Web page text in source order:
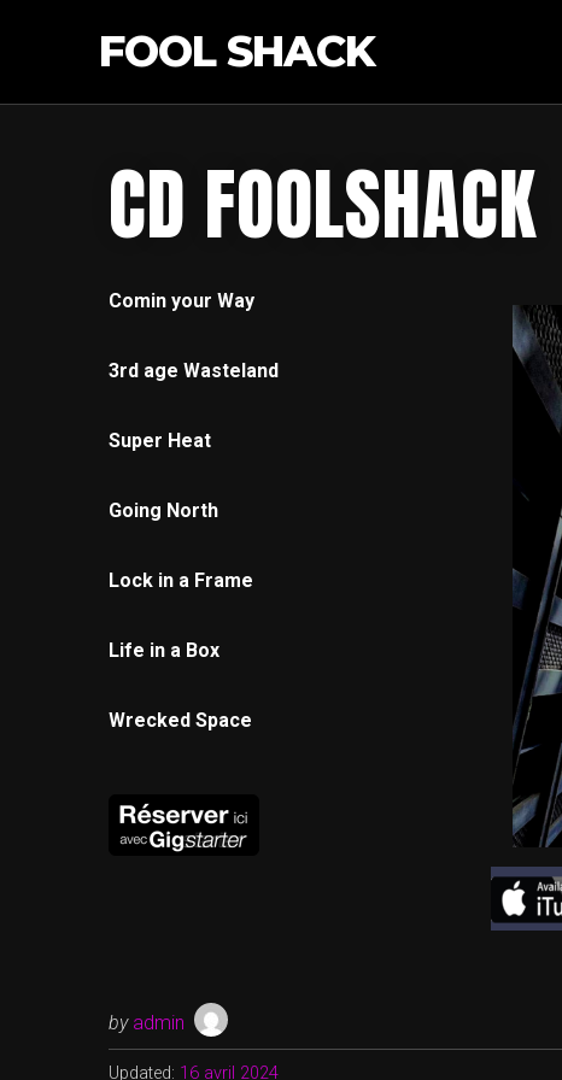
FOOL SHACK
CD FOOLSHACK
Comin your Way
3rd age Wasteland
Super Heat
Going North
Lock in a Frame
Life in a Box
Wrecked Space
by admin
Updated: 16 avril 2024